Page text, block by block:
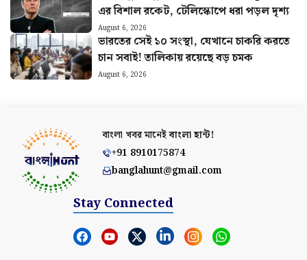
এর বিশাল রকেট, টেলিস্কোপে ধরা পড়ল দৃশ্য
August 6, 2026
ভারতের সেই ১০ সংস্থা, যেখানে চাকরি করতে
চান সবাই! তালিকায় রয়েছে বড় চমক
August 6, 2026
বাংলা খবর মানেইবাংলা হান্ট!
+91 8910175874
banglahunt@gmail.com
Stay Connected